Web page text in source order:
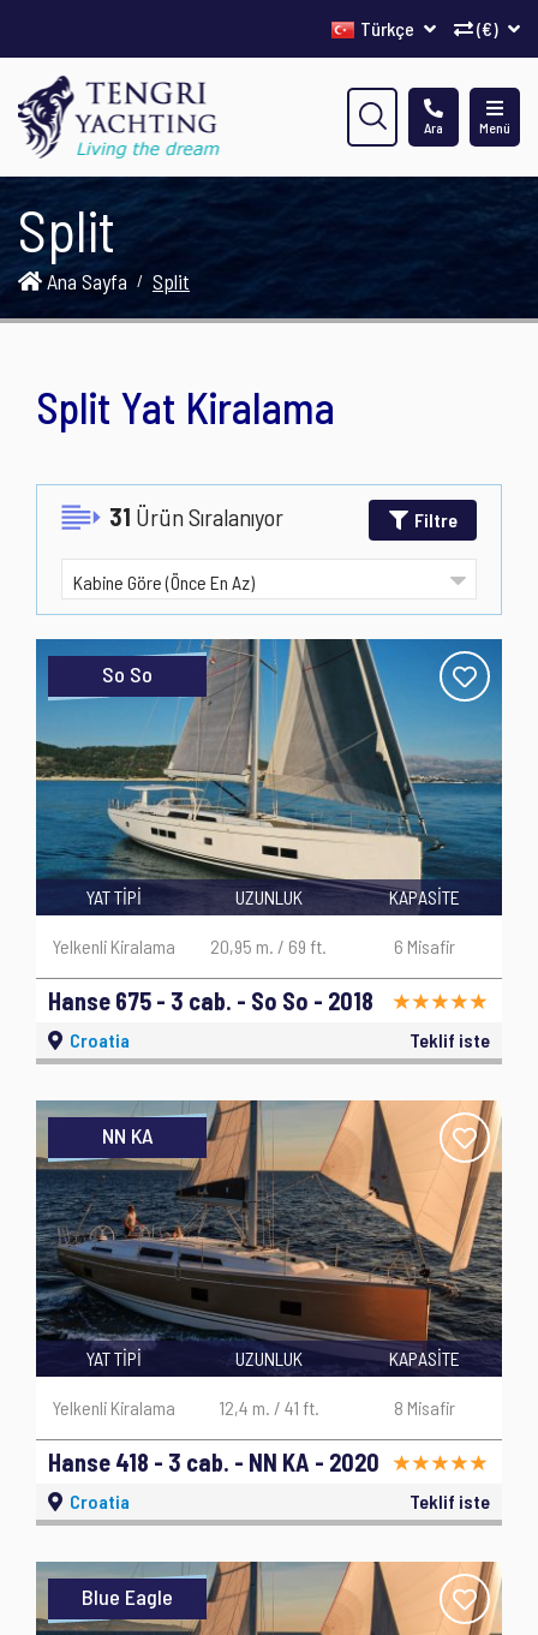
(€)
Türkçe
Menü
Ara
Split
Ana Sayfa Split
Split Yat Kiralama
31 Ürün Sıralanıyor Filtre
So So
Hanse 675 - 3 cab. - So So - 2018
YAT TİPİ
Yelkenli Kiralama
UZUNLUK
20,95 m. / 69 ft.
KAPASİTE
6 Misafir
Croatia Teklif iste
NN KA
Hanse 418 - 3 cab. - NN KA - 2020
YAT TİPİ
Yelkenli Kiralama
UZUNLUK
12,4 m. / 41 ft.
KAPASİTE
8 Misafir
Croatia Teklif iste
Blue Eagle